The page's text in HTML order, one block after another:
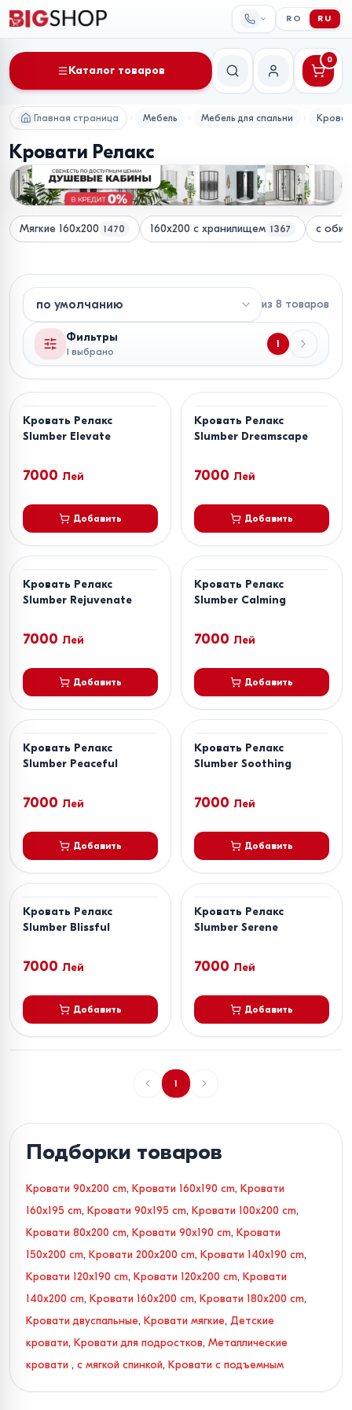
RO RU
Каталог товаров
Поиск Мой аккаунт
0
Главная страница Мебель Мебель для спальни
Кровати Релакс
Мягкие 160x200 1470 160x200 с хранилищем 1367 с
из 8 товаров
Фильтры
1 выбрано
1
Кровать Релакс
Slumber Elevate
7000 Лей
Добавить
Кровать Релакс
Slumber Dreamscape
7000 Лей
Добавить
Кровать Релакс
Slumber Rejuvenate
7000 Лей
Добавить
Кровать Релакс
Slumber Calming
7000 Лей
Добавить
Кровать Релакс
Slumber Peaceful
7000 Лей
Добавить
Кровать Релакс
Slumber Soothing
7000 Лей
Добавить
Кровать Релакс
Slumber Blissful
7000 Лей
Добавить
Кровать Релакс
Slumber Serene
7000 Лей
Добавить
1
Подборки товаров
Кровати 90x200 cm, Кровати 160x190 cm, Кровати
160x195 cm, Кровати 90x195 cm, Кровати 100x200 cm,
Кровати 80x200 cm, Кровати 90x190 cm, Кровати
150x200 cm, Кровати 200x200 cm, Кровати 140x190 cm,
Кровати 120x190 cm, Кровати 120x200 cm, Кровати
140x200 cm, Кровати 160x200 cm, Кровати 180x200 cm,
Кровати двуспальные, Кровати мягкие, Детские
кровати, Кровати для подростков, Металлические
кровати , с мягкой спинкой, Кровати с подъемным